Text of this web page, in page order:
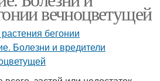
вечноцветущей